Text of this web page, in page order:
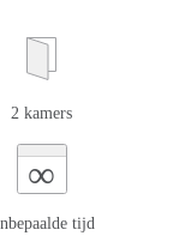
2 kamers
∞
tijd